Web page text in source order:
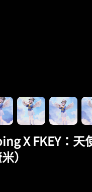
X FKEY：天
）